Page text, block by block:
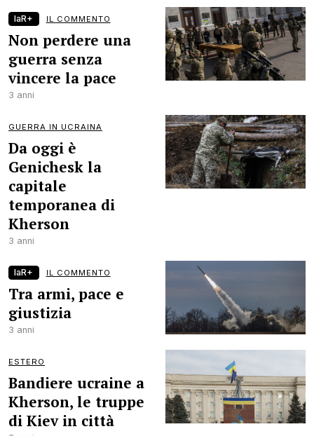
laR+ IL COMMENTO
Non perdere una
guerra senza
vincere la pace
3 anni
GUERRA IN UCRAINA
Da oggi è
Genichesk la
capitale
temporanea di
Kherson
3 anni
laR+ IL COMMENTO
Tra armi, pace e
giustizia
3 anni
ESTERO
Bandiere ucraine a
Kherson, le truppe
di Kiev in città